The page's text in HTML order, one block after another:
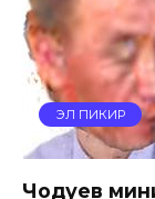
ЭЛ ПИКИР
Чодуев